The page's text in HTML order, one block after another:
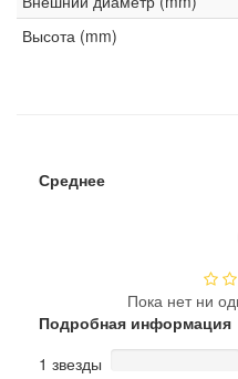
Высота (mm)
Среднее
Пока нет ни
Подробная информация
1 звезды